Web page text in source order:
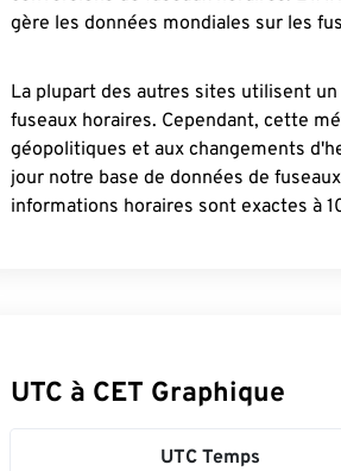
gère les données mondiales sur les
La plupart des autres sites utilisent
fuseaux horaires. Cependant, cette
géopolitiques et aux changements
jour notre base de données de
informations horaires sont exactes à
UTC à CET Graphique
UTC Temps